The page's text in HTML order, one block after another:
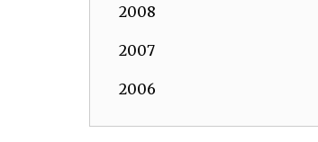
2008
2007
2006